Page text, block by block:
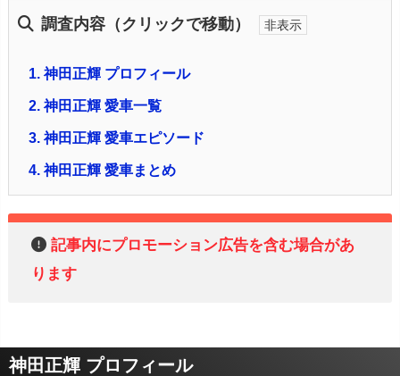
調査内容（クリックで移動）
1.神田正輝 プロフィール
2.神田正輝 愛車一覧
3.神田正輝 愛車エピソード
4.神田正輝 愛車まとめ
記事内にプロモーション広告を含む場合があ
ります
神田正輝 プロフィール